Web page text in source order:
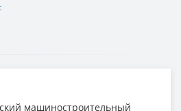
машиностроительный